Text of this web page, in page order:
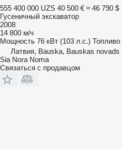
555 400 000 UZS 40 500 € ≈ 46 790 $
Гусеничный экскаватор
2008
14 800 м/ч
Мощность 76 кВт (103 л.с.) Топливо
Латвия, Bauska, Bauskas novads
Sia Nora Noma
Связаться с продавцом